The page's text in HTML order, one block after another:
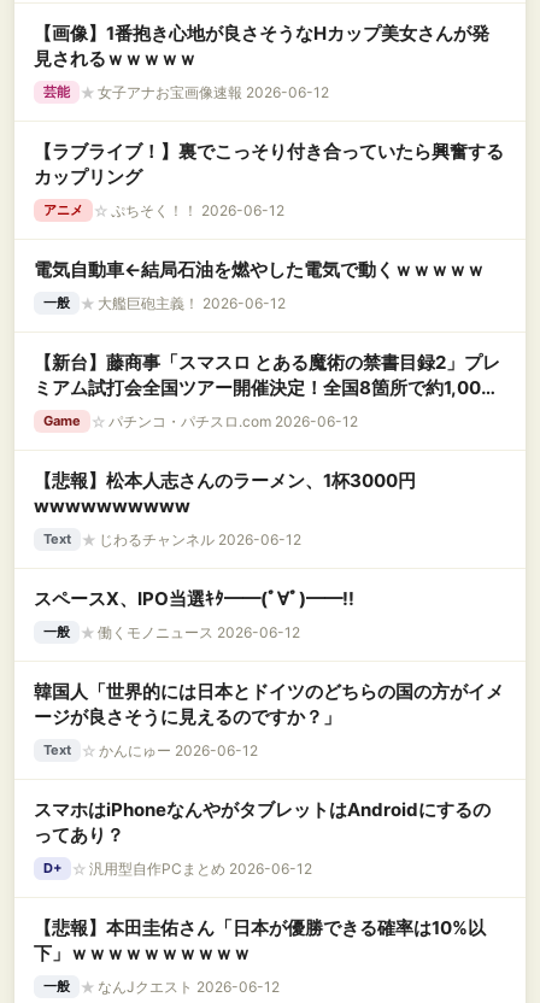
【画像】1番抱き心地が良さそうなHカップ美女さんが発
見されるｗｗｗｗｗ
芸能 ★ 女子アナお宝画像速報 2026-06-12
【ラブライブ！】裏でこっそり付き合っていたら興奮する
カップリング
アニメ ☆ ぷちそく！！ 2026-06-12
電気自動車←結局石油を燃やした電気で動くｗｗｗｗｗ
一般 ★ 大艦巨砲主義！ 2026-06-12
【新台】藤商事「スマスロ とある魔術の禁書目録2」プレ
ミアム試打会全国ツアー開催決定！全国8箇所で約1,000
名規模
Game ☆ パチンコ・パチスロ.com 2026-06-12
【悲報】松本人志さんのラーメン、1杯3000円
wwwwwwwwww
Text ★ じわるチャンネル 2026-06-12
スペースX、IPO当選ｷﾀ━━(ﾟ∀ﾟ)━━!!
一般 ★ 働くモノニュース 2026-06-12
韓国人「世界的には日本とドイツのどちらの国の方がイメ
ージが良さそうに見えるのですか？」
Text ☆ かんにゅー 2026-06-12
スマホはiPhoneなんやがタブレットはAndroidにするの
ってあり？
D+ ☆ 汎用型自作PCまとめ 2026-06-12
【悲報】本田圭佑さん「日本が優勝できる確率は10%以
下」ｗｗｗｗｗｗｗｗｗｗ
一般 ★ なんJクエスト 2026-06-12